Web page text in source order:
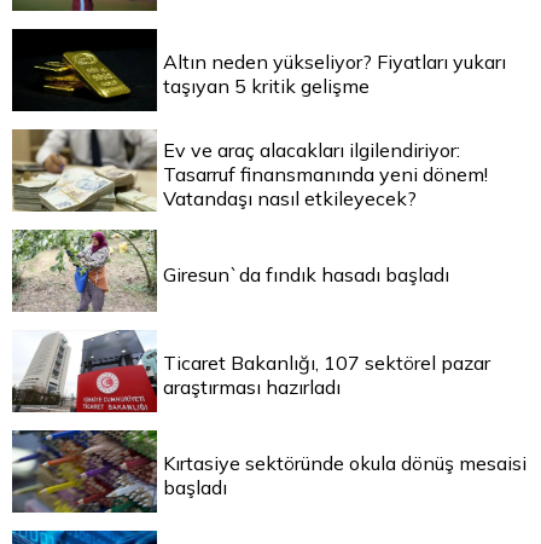
Altın neden yükseliyor? Fiyatları yukarı
taşıyan 5 kritik gelişme
Ev ve araç alacakları ilgilendiriyor:
Tasarruf finansmanında yeni dönem!
Vatandaşı nasıl etkileyecek?
Giresun`da fındık hasadı başladı
Ticaret Bakanlığı, 107 sektörel pazar
araştırması hazırladı
Kırtasiye sektöründe okula dönüş mesaisi
başladı